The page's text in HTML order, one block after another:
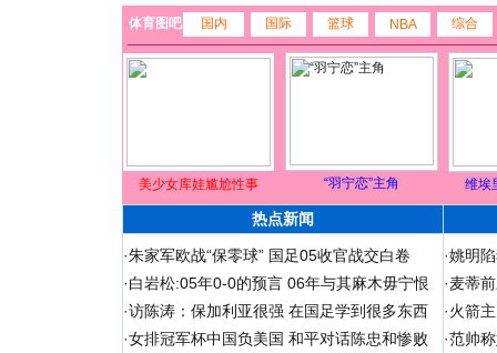
体育图吧 国内 国际 篮球 NBA 综合
美少女库娃尴尬性事 “羽宁恋”主角 维埃
热点新闻
·朱家军欧战“保零球” 国足05收官战交白卷
·白岩松:05年0-0的预言 06年与其麻木毋宁恨
·访陈涛：保加利亚很强 在国足学到很多东西
·女排冠军杯中国负美国 和平对话陈忠和惨败
·姚明
·麦蒂
·火箭
·范帅